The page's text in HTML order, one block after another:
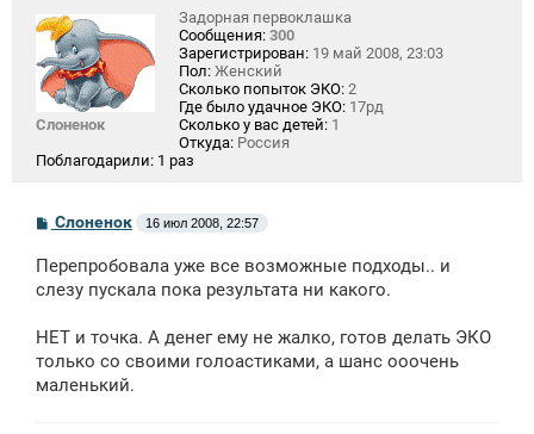
Слоненок
Задорная первоклашка
Сообщения: 300
Зарегистрирован: 19 май 2008, 23:03
Пол: Женский
Сколько попыток ЭКО: 2
Где было удачное ЭКО: 17рд
Сколько у вас детей: 1
Откуда: Россия
Поблагодарили: 1 раз
С
б
щ
и
Слоненок 16 июл 2008, 22:57
Перепробовала уже все возможные подходы.. и
слезу пускала пока результата ни какого.
НЕТ и точка. А денег ему не жалко, готов делать ЭКО
только со своими голоастиками, а шанс ооочень
маленький.